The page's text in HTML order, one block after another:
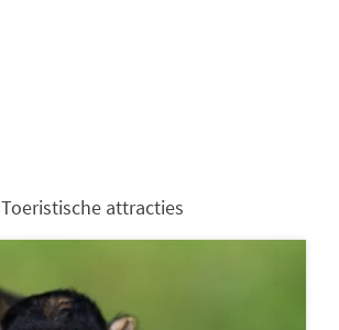
Toeristische attracties